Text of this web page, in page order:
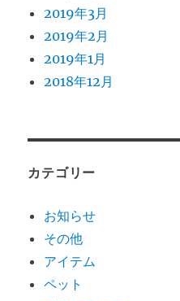
2019年3月
2019年2月
2019年1月
2018年12月
カテゴリー
お知らせ
その他
アイテム
ペット